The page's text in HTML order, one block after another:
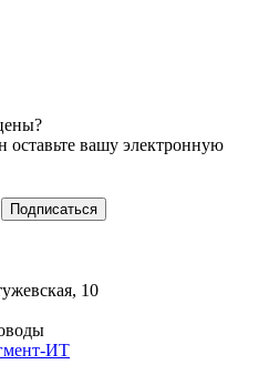
оставьте вашу электронную
10